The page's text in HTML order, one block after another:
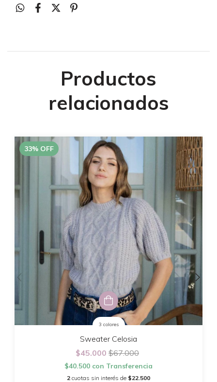
Productos
relacionados
33% OFF
3 colores
Sweater Celosia
$45.000 $67.000
$40.500 con Transferencia
2 cuotas sin interés de $22.500